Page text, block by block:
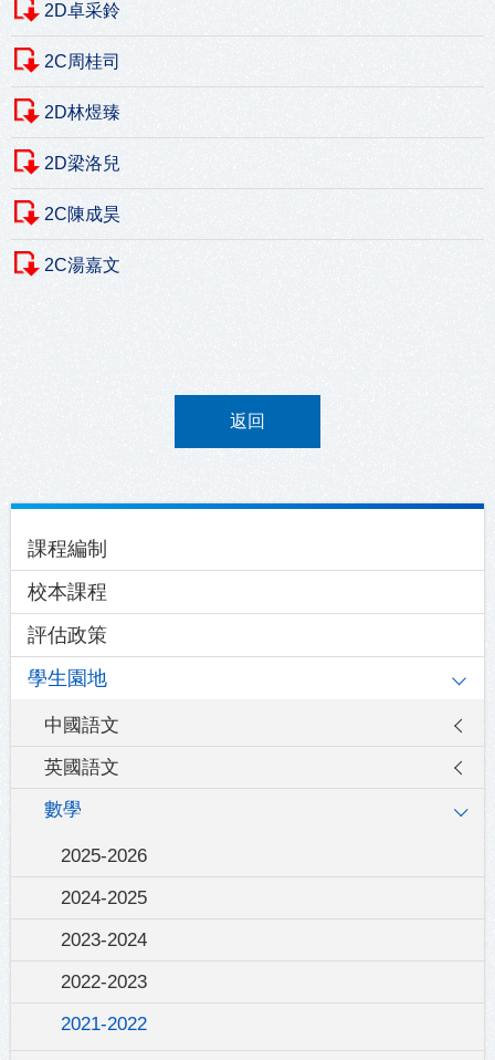
2D卓采鈴
2C周桂司
2D林煜臻
2D梁洛兒
2C陳成昊
2C湯嘉文
返回
navigation
課程編制
校本課程
評估政策
學生園地
中國語文
英國語文
數學
2025-2026
2024-2025
2023-2024
2022-2023
2021-2022